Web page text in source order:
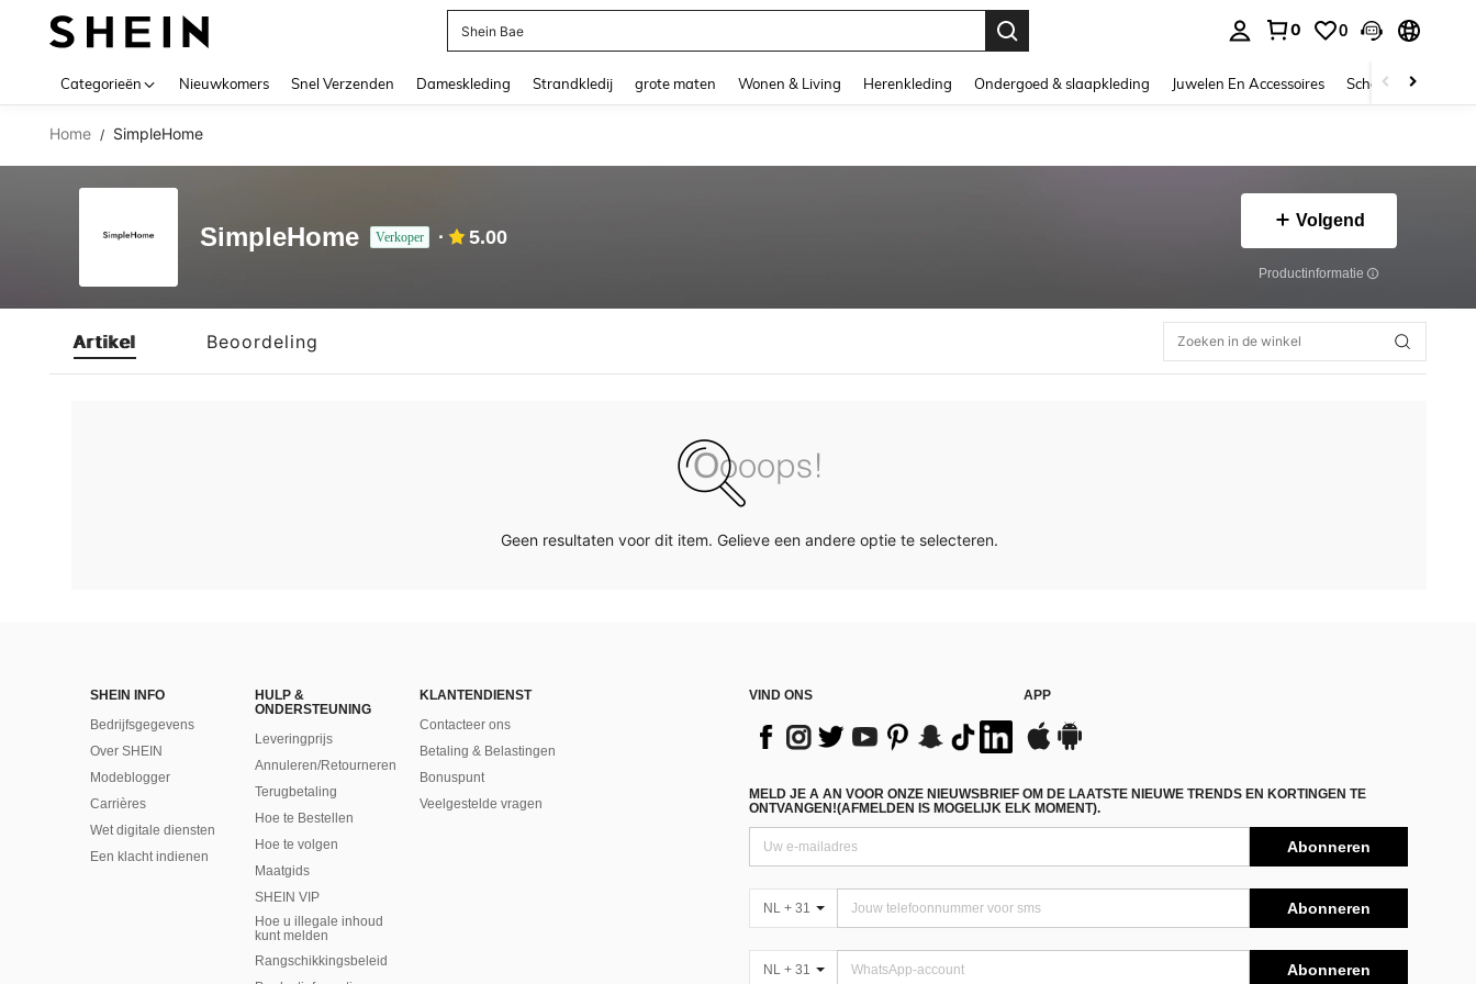
Shein Bae
0 0
Categorieën Nieuwkomers Snel Verzenden Dameskleding Strandkledij grote maten Wonen & Living Herenkleding Ondergoed & slaapkleding Juwelen En Accessoires Schoonheid &
Home / SimpleHome
SimpleHome Verkoper 5.00
Volgend
Productinformatie
Artikel Beoordeling
Geen resultaten voor dit item. Gelieve een andere optie te selecteren.
SHEIN INFO
Bedrijfsgegevens
Over SHEIN
Modeblogger
Carrières
Wet digitale diensten
Een klacht indienen
HULP &
ONDERSTEUNING
Leveringprijs
Annuleren/Retourneren
Terugbetaling
Hoe te Bestellen
Hoe te volgen
Maatgids
SHEIN VIP
Hoe u illegale inhoud
kunt melden
Rangschikkingsbeleid
KLANTENDIENST
Contacteer ons
Betaling & Belastingen
Bonuspunt
Veelgestelde vragen
VIND ONS APP
MELD JE A AN VOOR ONZE NIEUWSBRIEF OM DE LAATSTE NIEUWE TRENDS EN KORTINGEN TE
ONTVANGEN!(AFMELDEN IS MOGELIJK ELK MOMENT).
Abonneren
NL + 31 Abonneren
NL + 31 Abonneren